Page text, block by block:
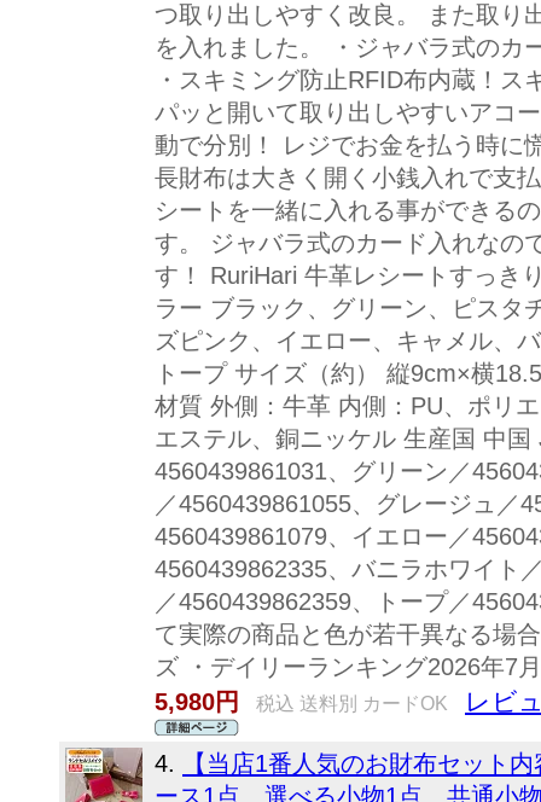
つ取り出しやすく改良。 また取り
を入れました。 ・ジャバラ式の
・スキミング防止RFID布内蔵！
パッと開いて取り出しやすいアコ
動で分別！ レジでお金を払う時に
長財布は大きく開く小銭入れで支
シートを一緒に入れる事ができる
す。 ジャバラ式のカード入れなの
す！ RuriHari 牛革レシートすっき
ラー ブラック、グリーン、ピスタ
ズピンク、イエロー、キャメル、
トープ サイズ（約） 縦9cm×横
材質 外側：牛革 内側：PU、ポリ
エステル、銅ニッケル 生産国 中
4560439861031、グリーン／
／4560439861055、グレージュ／
4560439861079、イエロー／
4560439862335、バニラホワイト
／4560439862359、トープ／
て実際の商品と色が若干異なる場
ズ ・デイリーランキング2026年7
5,980円
税込 送料別 カードOK レビ
4.
【当店1番人気のお財布セット
ース1点 選べる小物1点 共通小